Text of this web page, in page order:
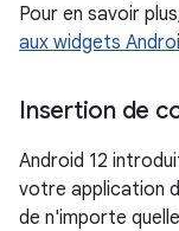
Pour en savoir
aux widgets
Insertion de
Android 12
votre application
de n'importe